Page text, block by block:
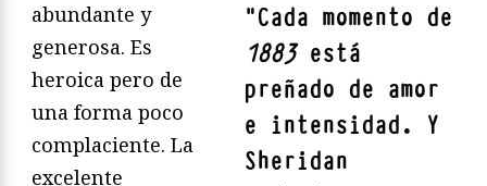
"Cada momento de
1883 está
preñado de amor
e intensidad. Y
Sheridan
abundante y
generosa. Es
heroica pero de
una forma poco
complaciente. La
excelente